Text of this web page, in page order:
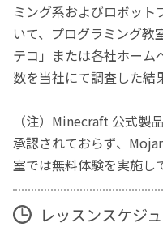
ミング系およびロボット
いて、プログラミング教
テコ」または各社ホーム
数を当社にて調査した結
（注）Minecraft 公式製
承認されておらず、
室では無料体験を実施し
レッスンスケジ